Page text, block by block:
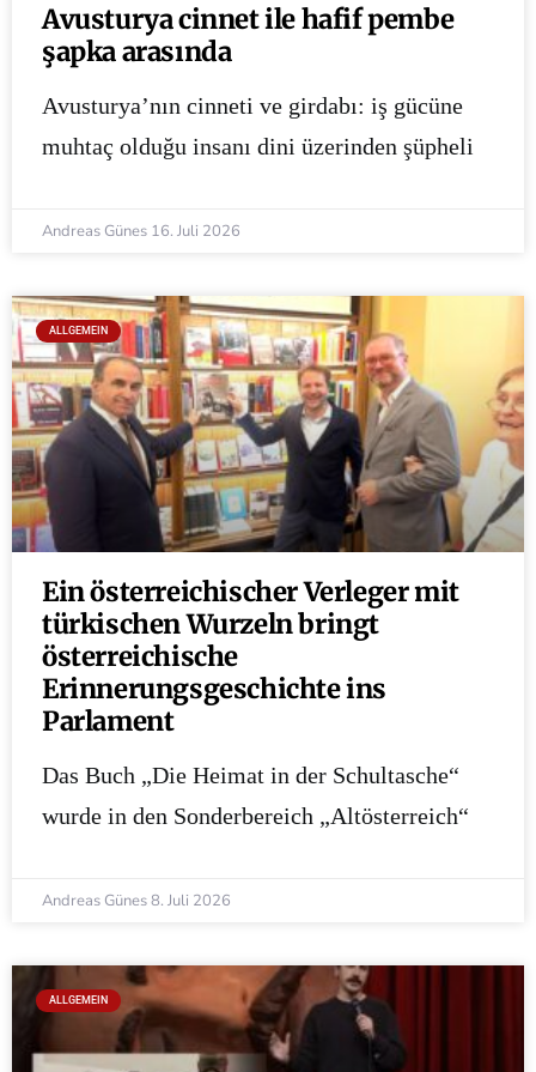
Avusturya cinnet ile hafif pembe
şapka arasında
Avusturya’nın cinneti ve girdabı: iş gücüne
muhtaç olduğu insanı dini üzerinden şüpheli
Andreas Günes 16. Juli 2026
ALLGEMEIN
Ein österreichischer Verleger mit
türkischen Wurzeln bringt
österreichische
Erinnerungsgeschichte ins
Parlament
Das Buch „Die Heimat in der Schultasche“
wurde in den Sonderbereich „Altösterreich“
Andreas Günes8. Juli 2026
ALLGEMEIN